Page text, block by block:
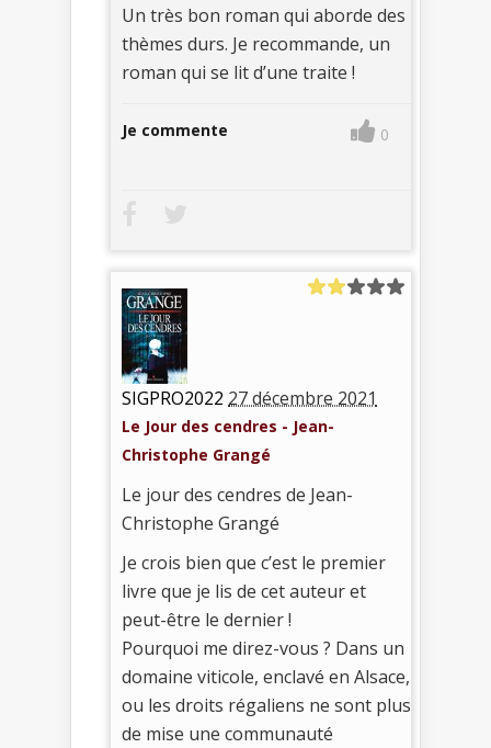
Un très bon roman qui aborde des
thèmes durs. Je recommande, un
roman qui se lit d’une traite !
Je commente 0
SIGPRO2022 27 décembre 2021
Le Jour des cendres - Jean-
Christophe Grangé
Le jour des cendres de Jean-
Christophe Grangé
Je crois bien que c’est le premier
livre que je lis de cet auteur et
peut-être le dernier !
Pourquoi me direz-vous ? Dans un
domaine viticole, enclavé en Alsace,
ou les droits régaliens ne sont plus
de mise une communauté